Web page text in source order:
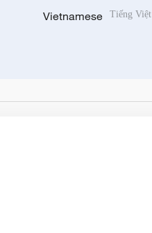
Vietnamese Tiếng Việt